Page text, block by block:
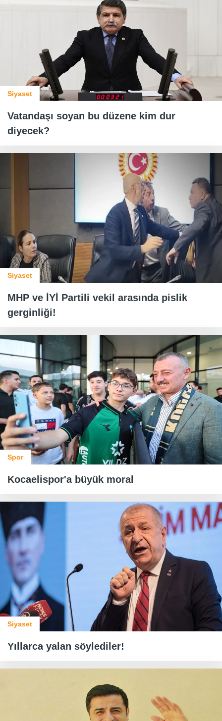
Siyaset
Vatandaşı soyan bu düzene kim dur
diyecek?
Siyaset
MHP ve İYİ Partili vekil arasında pislik
gerginliği!
Spor
Kocaelispor'a büyük moral
Siyaset
Yıllarca yalan söylediler!